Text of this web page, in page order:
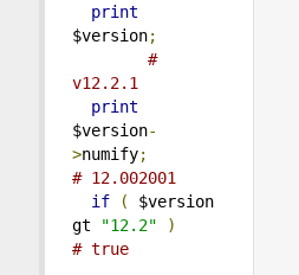
print
$version;
#
v12.2.1
print
$version-
>numify;
# 12.002001
if
(
$version
gt
"12.2"
)
# true